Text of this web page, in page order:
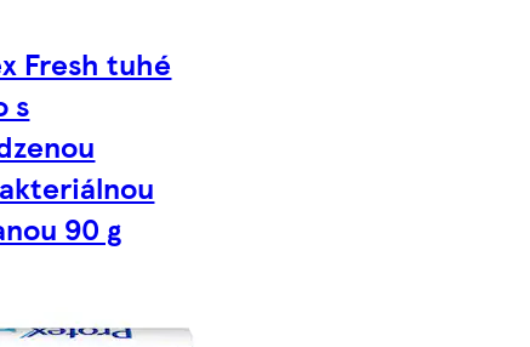
Fresh tuhé
s
90 g